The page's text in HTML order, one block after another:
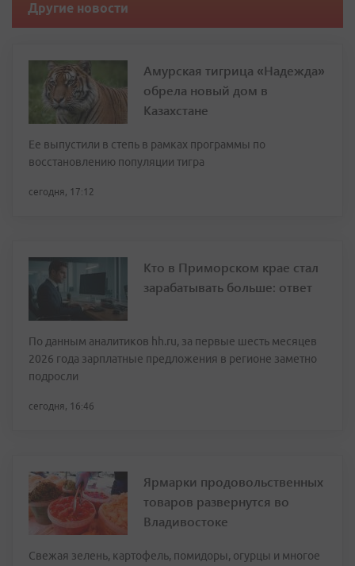
Другие новости
Амурская тигрица «Надежда»
обрела новый дом в
Казахстане
Ее выпустили в степь в рамках программы по
восстановлению популяции тигра
сегодня, 17:12
Кто в Приморском крае стал
зарабатывать больше: ответ
По данным аналитиков hh.ru, за первые шесть месяцев
2026 года зарплатные предложения в регионе заметно
подросли
сегодня, 16:46
Ярмарки продовольственных
товаров развернутся во
Владивостоке
Свежая зелень, картофель, помидоры, огурцы и многое